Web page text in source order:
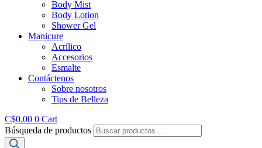
Body Mist
Body Lotion
Shower Gel
Manicure
Acrílico
Accesorios
Esmalte
Contáctenos
Sobre nosotros
Tips de Belleza
C$0.00 0 Cart
Búsqueda de productos